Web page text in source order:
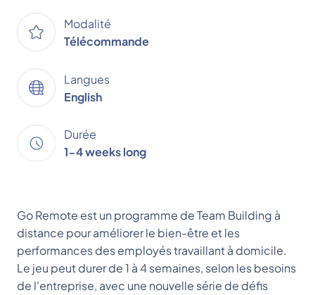
Modalité
Télécommande
Langues
English
Durée
1-4 weeks long
Go Remote est un programme de Team Building à
distance pour améliorer le bien-être et les
performances des employés travaillant à domicile.
Le jeu peut durer de 1 à 4 semaines, selon les besoins
de l'entreprise, avec une nouvelle série de défis